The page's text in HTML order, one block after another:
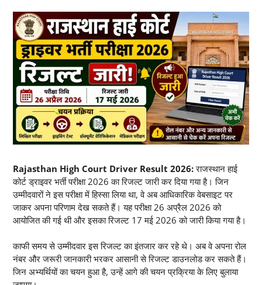
Rajasthan High Court Driver Result 2026:राजस्थान हाई
कोर्ट ड्राइवर भर्ती परीक्षा 2026 का रिजल्ट जारी कर दिया गया है। जिन
उम्मीदवारों ने इस परीक्षा में हिस्सा लिया था, वे अब आधिकारिक वेबसाइट पर
जाकर अपना परिणाम देख सकते हैं। यह परीक्षा 26 अप्रैल 2026 को
आयोजित की गई थी और इसका रिजल्ट 17 मई 2026 को जारी किया गया है।
काफी समय से उम्मीदवार इस रिजल्ट का इंतजार कर रहे थे। अब वे अपना रोल
नंबर और जरूरी जानकारी भरकर आसानी से रिजल्ट डाउनलोड कर सकते हैं।
जिन अभ्यर्थियों का चयन हुआ है, उन्हें आगे की चयन प्रक्रिया के लिए बुलाया